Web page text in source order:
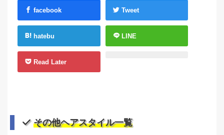
facebook Tweet
hatebu LINE
Read Later
その他ヘアスタイル一覧